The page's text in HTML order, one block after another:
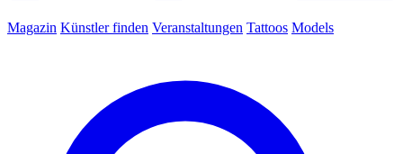
Magazin Künstler finden Veranstaltungen Tattoos Models